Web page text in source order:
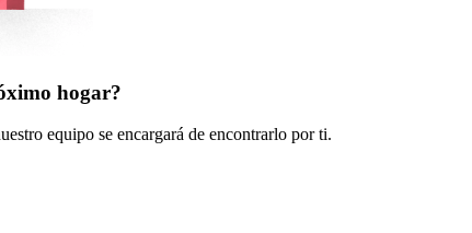
hogar?
equipo se encargará de encontrarlo por ti.